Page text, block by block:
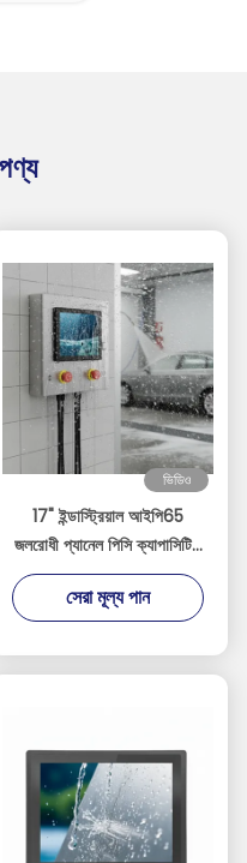
ভিডিও
17" ইন্ডাস্ট্রিয়াল আইপি65
জলরোধী প্যানেল পিসি ক্যাপাসিটিভ
টাচ স্ক্রিন সহ - ইন্টেল সেলেরন
জে1900 ফ্যানলেস এম্বেডেড
সেরা মূল্য পান